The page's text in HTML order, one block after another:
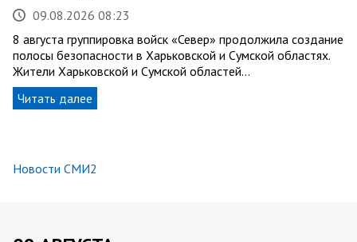
09.08.2026 08:23
8 августа группировка войск «Север» продолжила создание
полосы безопасности в Харьковской и Сумской областях.
Жители Харьковской и Сумской областей…
Читать далее
Новости СМИ2